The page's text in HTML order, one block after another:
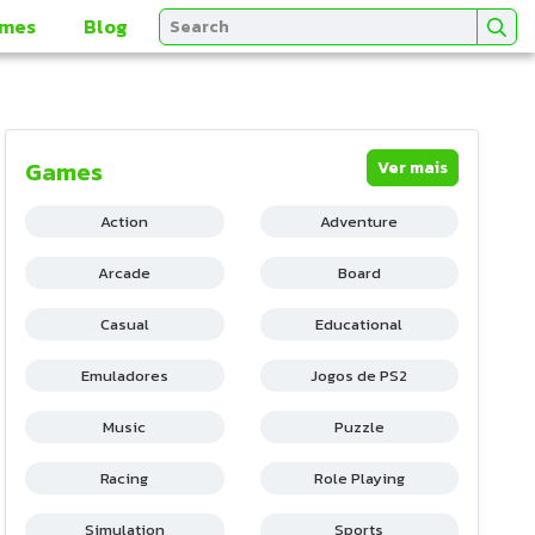
Blog
Games Ver mais
Action Adventure
Arcade Board
Casual Educational
Emuladores Jogos de PS2
Music Puzzle
Racing Role Playing
Simulation Sports